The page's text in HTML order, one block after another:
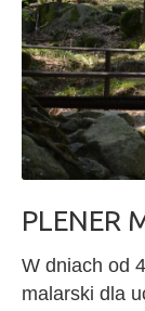
PLENER
W dniach od
malarski dla